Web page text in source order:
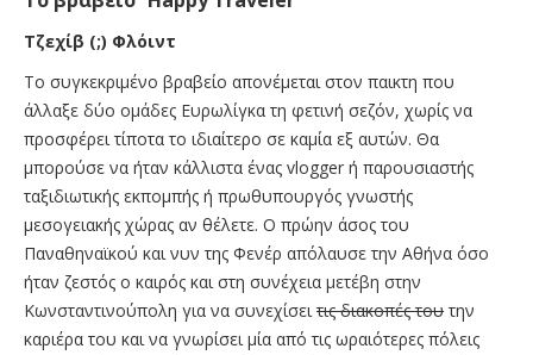
Τζεχίβ (;) Φλόιντ
Το συγκεκριμένο βραβείο απονέμεται στον παικτη που
άλλαξε δύο ομάδες Ευρωλίγκα τη φετινή σεζόν, χωρίς να
προσφέρει τίποτα το ιδιαίτερο σε καμία εξ αυτών. Θα
μπορούσε να ήταν κάλλιστα ένας vlogger ή παρουσιαστής
ταξιδιωτικής εκπομπής ή πρωθυπουργός γνωστής
μεσογειακής χώρας αν θέλετε. Ο πρώην άσος του
Παναθηναϊκού και νυν της Φενέρ απόλαυσε την Αθήνα όσο
ήταν ζεστός ο καιρός και στη συνέχεια μετέβη στην
Κωνσταντινούπολη για να συνεχίσειτις διακοπές του την
καριέρα του και να γνωρίσει μία από τις ωραιότερες πόλεις